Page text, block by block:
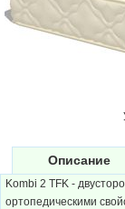
Описание
Kombi 2 TFK -
ортопедическими